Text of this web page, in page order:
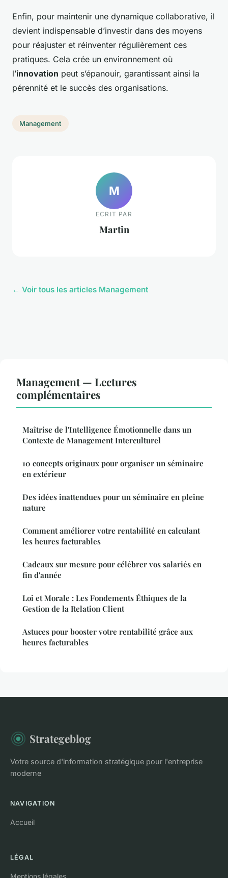
Enfin, pour maintenir une dynamique collaborative, il
devient indispensable d’investir dans des moyens
pour réajuster et réinventer régulièrement ces
pratiques. Cela crée un environnement où
l’innovation peut s’épanouir, garantissant ainsi la
pérennité et le succès des organisations.
Management
M
ECRIT PAR
Martin
← Voir tous les articles Management
Management — Lectures
complémentaires
Maîtrise de l'Intelligence Émotionnelle dans un
Contexte de Management Interculturel
10 concepts originaux pour organiser un séminaire
en extérieur
Des idées inattendues pour un séminaire en pleine
nature
Comment améliorer votre rentabilité en calculant
les heures facturables
Cadeaux sur mesure pour célébrer vos salariés en
fin d'année
Loi et Morale : Les Fondements Éthiques de la
Gestion de la Relation Client
Astuces pour booster votre rentabilité grâce aux
heures facturables
Strategeblog
Votre source d'information stratégique pour l'entreprise
moderne
NAVIGATION
Accueil
LÉGAL
Mentions légales